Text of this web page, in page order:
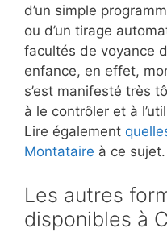
d’un simple
ou d’un tirage
facultés de voyance
enfance, en effet,
s’est manifesté très
à le contrôler et à
Lire également
Montataire à ce sujet.
Les autres
disponibles à